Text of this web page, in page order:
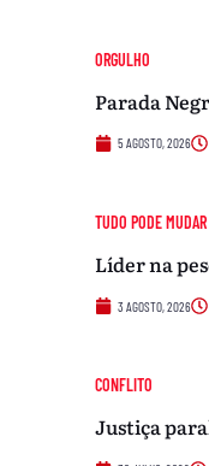
ORGULHO
Parada
5 AGOSTO, 2026
TUDO PODE MUDAR
Líder na
3 AGOSTO, 2026
CONFLITO
Justiça